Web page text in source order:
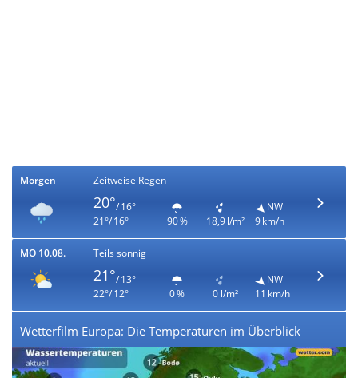
Morgen Zeitweise Regen
20°/ 16°
21°/ 16°
90 % 18,9 l/m²
NW
9 km/h
MO 10.08. Teils sonnig
21°/ 13°
22°/ 12°
0 % 0 l/m²
NW
11 km/h
Wetterfilm Europa: Die Temperaturen im Überblick